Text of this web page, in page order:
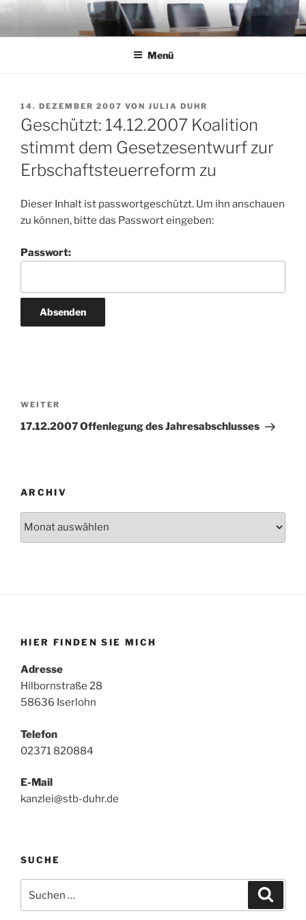
Zum
springen
Menü
VERÖFFENTLICHT
AM
14. DEZEMBER 2007 VON JULIA DUHR
Geschützt: 14.12.2007 Koalition
stimmt dem Gesetzesentwurf zur
Erbschaftsteuerreform zu
Dieser Inhalt ist passwortgeschützt. Um ihn anschauen
zu können, bitte das Passwort eingeben:
Passwort:
Nächster
Beitrag
WEITER
17.12.2007 Offenlegung des Jahresabschlusses
ARCHIV
HIER FINDEN SIE MICH
Adresse
Hilbornstraße 28
58636 Iserlohn
Telefon
02371 820884
E-Mail
kanzlei@stb-duhr.de
SUCHE
nach: